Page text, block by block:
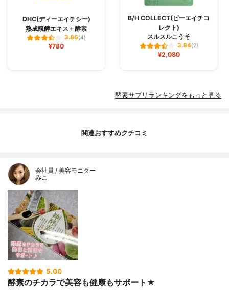
DHC(ディーエイチシー)
熟成醗酵エキス＋酵素
3.86(4)
¥780
B/H COLLECT(ビーエイチコ
レクト)
スルスルこうそ
3.84(2)
¥2,080
酵素サプリランキングをもっと見る
関連おすすめクチコミ
会社員 / 美容モニター
みこ
5.00
酵素のチカラで美容も健康もサポート★